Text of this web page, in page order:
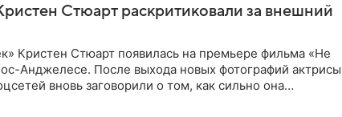
Стюарт раскритиковали за внешний
Кристен Стюарт появилась на премьере фильма «Не
Анджелесе. После выхода новых фотографий актрисы
вновь заговорили о том, как сильно она